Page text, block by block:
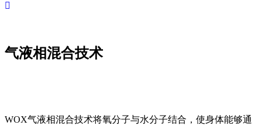
气液相混合技术
WOX气液相混合技术将氧分子与水分子结合，使身体能够通